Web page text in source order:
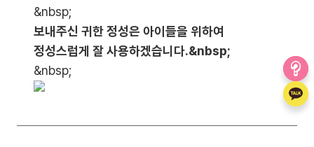
&nbsp;
보내주신 귀한 정성은 아이들을 위하여
정성스럽게 잘 사용하겠습니다.&nbsp;
&nbsp;